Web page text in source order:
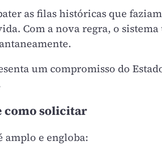
as filas históricas que
Com a nova regra, o
um compromisso do
como solicitar
amplo e engloba: